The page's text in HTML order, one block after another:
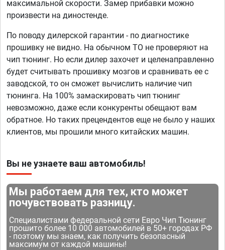
максимальной скорости. Замер прибавки можно
произвести на диностенде.
По поводу дилерской гарантии - по диагностике
прошивку не видно. На обычном ТО не проверяют на
чип тюнинг. Но если дилер захочет и целенаправленно
будет считывать прошивку мозгов и сравнивать ее с
заводской, то он сможет вычислить наличие чип
тюнинга. На 100% замаскировать чип тюнинг
невозможно, даже если конкуренты обещают вам
обратное. Но таких прецендентов еще не было у наших
клиентов, мы прошили много китайских машин.
Вы не узнаете ваш автомобиль!
Мы работаем для тех, кто может
почувствовать разницу.
Специалистами федеральной сети Евро Чип Тюнинг
прошито более 10 000 автомобилей в 50+ городах РФ
- поэтому мы знаем, как получить безопасный
максимум от каждой машины!